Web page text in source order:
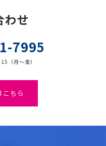
わせ
7995
（月～金）
こちら